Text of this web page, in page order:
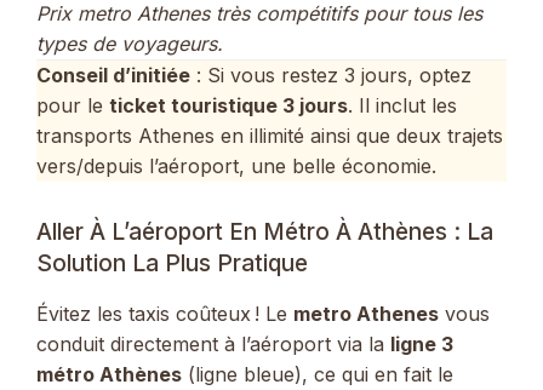
Prix metro Athenes très compétitifs pour tous les
types de voyageurs.
Conseil d’initiée : Si vous restez 3 jours, optez
pour le ticket touristique 3 jours. Il inclut les
transports Athenes en illimité ainsi que deux trajets
vers/depuis l’aéroport, une belle économie.
Aller À L’aéroport En Métro À Athènes : La
Solution La Plus Pratique
Évitez les taxis coûteux ! Le metro Athenes vous
conduit directement à l’aéroport via la ligne 3
métro Athènes (ligne bleue), ce qui en fait le